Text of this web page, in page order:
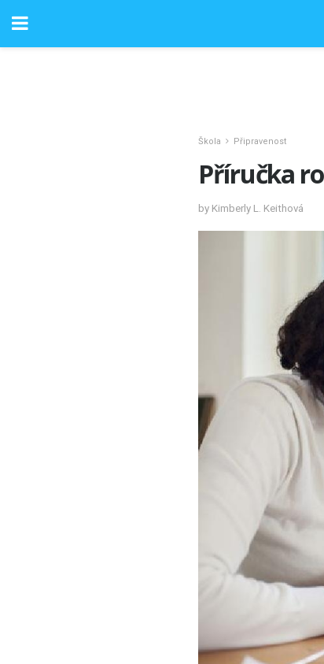
Škola Připravenost
Příručka
by Kimberly L. Keithová